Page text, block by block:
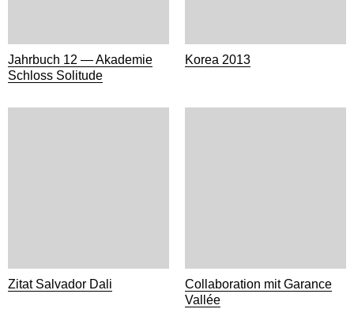
Jahrbuch 12 — Akademie
Schloss Solitude
Korea 2013
Zitat Salvador Dali
Collaboration mit Garance
Vallée